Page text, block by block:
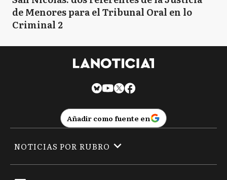
de Menores para el Tribunal Oral en lo
Criminal 2
Añadir como fuente en
NOTICIAS POR RUBRO